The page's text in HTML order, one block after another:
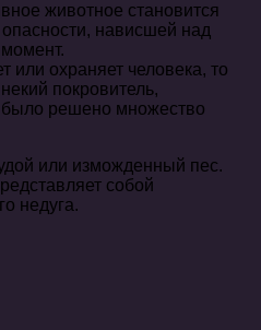
животное становится
нависшей над
или охраняет человека, то
покровитель,
было решено множество
или изможденный пес.
собой
недуга.